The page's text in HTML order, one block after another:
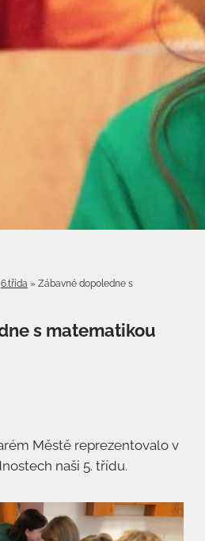
6.třída » Zábavné dopoledne s
s matematikou
Městě reprezentovalo v
naši 5. třídu.